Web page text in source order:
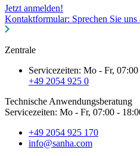
Jetzt anmelden!
Kontaktformular: Sprechen Sie uns
Zentrale
Servicezeiten: Mo - Fr,
+49 2054 925 0
Technische Anwendungsberatung
Servicezeiten: Mo - Fr, 07:00 -
+49 2054 925 170
info@sanha.com